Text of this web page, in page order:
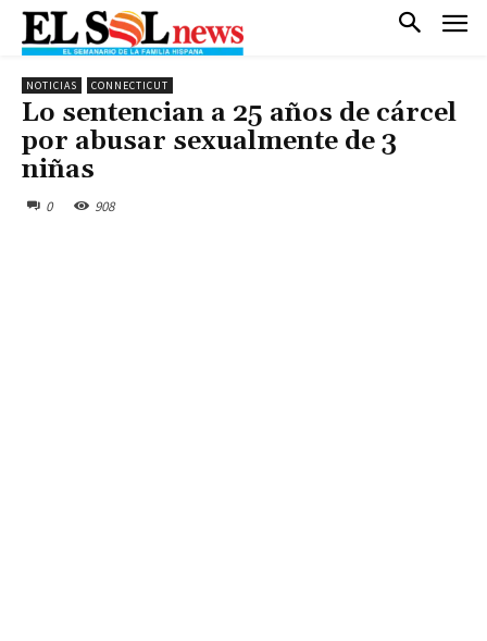
NOTICIAS CONNECTICUT
Lo sentencian a 25 años de cárcel
por abusar sexualmente de 3
niñas
0 908